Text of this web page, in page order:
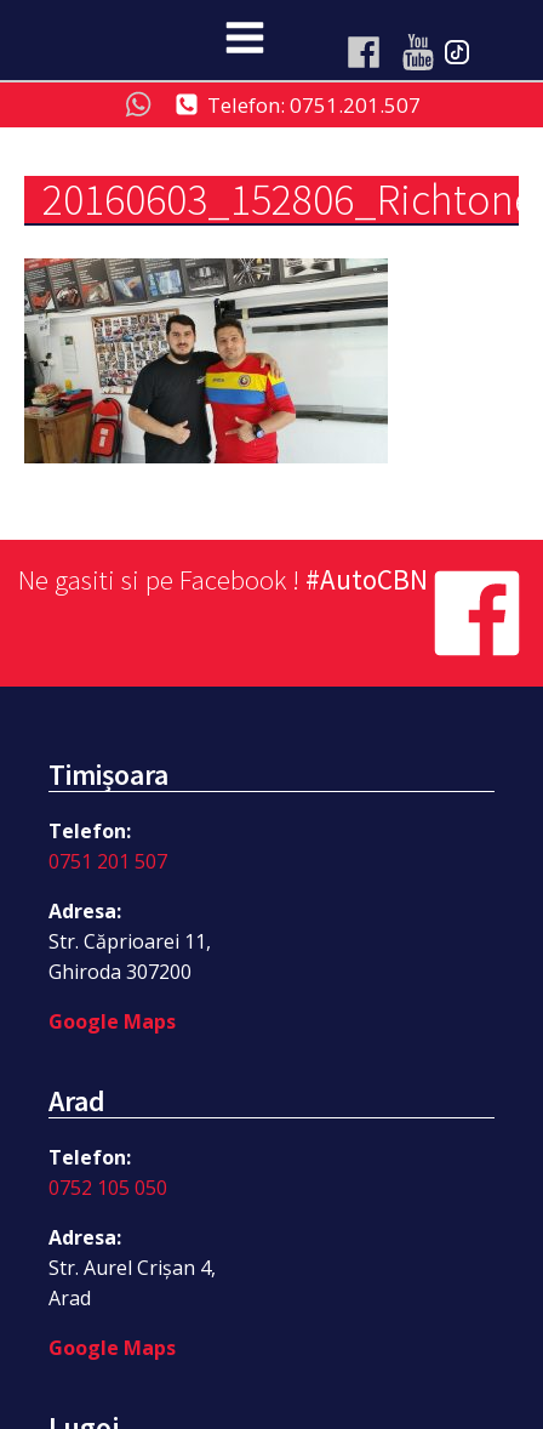
Telefon: 0751.201.507
Ne gasiti si pe Facebook ! #AutoCBN
Timișoara
Telefon:
0751 201 507
Adresa:
Str. Căprioarei 11,
Ghiroda 307200
Google Maps
Arad
Telefon:
0752 105 050
Adresa:
Str. Aurel Crișan 4,
Arad
Google Maps